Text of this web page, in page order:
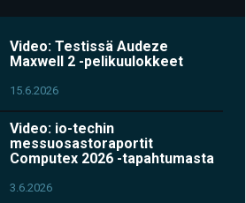
Video: Testissä Audeze
Maxwell 2 -pelikuulokkeet
15.6.2026
Video: io-techin
messuosastoraportit
Computex 2026 -tapahtumasta
3.6.2026